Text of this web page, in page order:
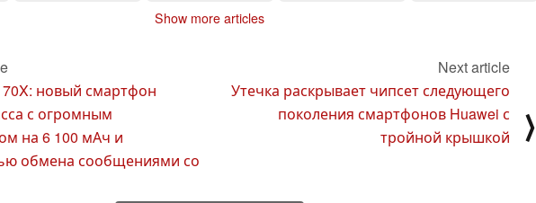
Show more articles
70X: новый смартфон
с огромным
на 6 100 мАч и
обмена сообщениями со
Next article
Утечка раскрывает чипсет следующего
поколения смартфонов Huawei с
тройной крышкой
⟩